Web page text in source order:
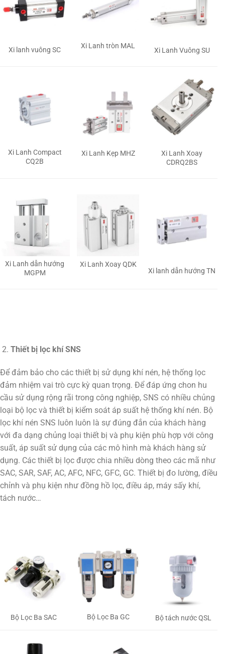
Xi lanh vuông SC Xi Lanh tròn MAL
Xi Lanh Vuông SU
Xi Lanh Compact
CQ2B
Xi Lanh Kẹp MHZ
Xi Lanh Xoay
CDRQ2BS
Xi Lanh dẫn hướng
MGPM
Xi Lanh Xoay QDK
Xi lanh dẫn hướng TN
Thiết bị lọc khí SNS
Để đảm bảo cho các thiết bị sử dụng khí nén, hệ thống lọc
đảm nhiệm vai trò cực kỳ quan trọng. Để đáp ứng chon hu
cầu sử dụng rộng rãi trong công nghiệp, SNS có nhiều chủng
loại bộ lọc và thiết bị kiểm soát áp suất hệ thống khí nén. Bộ
lọc khí nén SNS luôn luôn là sự đúng đắn của khách hàng
với đa dạng chủng loại thiết bị và phụ kiện phù hợp với công
suất, áp suất sử dụng của các mô hình mà khách hàng sử
dụng. Các thiết bị lọc được chia nhiều dòng theo các mã như
SAC, SAR, SAF, AC, AFC, NFC, GFC, GC. Thiết bị đo lường, điều
chỉnh và phụ kiện như đồng hồ lọc, điều áp, máy sấy khí,
tách nước…
Bộ Lọc Ba SAC Bộ Lọc Ba GC Bộ tách nước QSL